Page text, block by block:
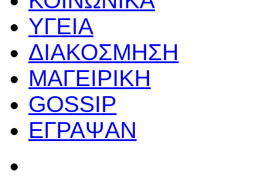
ΥΓΕΙΑ
ΔΙΑΚΟΣΜΗΣΗ
ΜΑΓΕΙΡΙΚΗ
GOSSIP
ΕΓΡΑΨΑΝ